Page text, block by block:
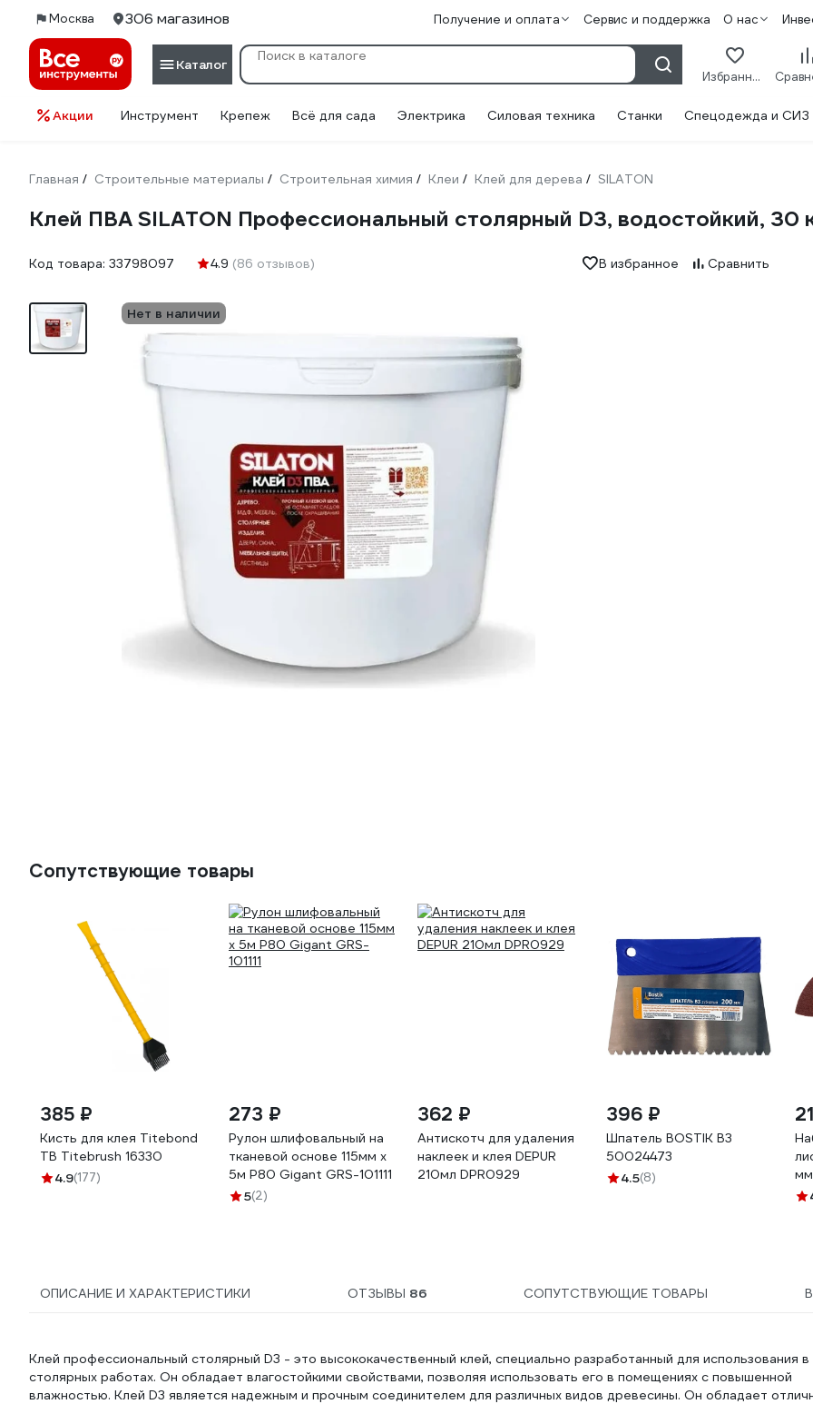
Москва 306 магазинов Получение и оплата Сервис и поддержка О нас
Каталог
Избранное
Акции Инструмент Крепеж Всё для сада Электрика Силовая техника Станки Спецодежда и СИЗ
Главная / Строительные материалы / Строительная химия / Клеи / Клей для дерева / SILATON
Клей ПВА SILATON Профессиональный столярный D3, водостойкий, 30
Код товара: 33798097 4.9 (86 отзывов) В избранное Сравнить
Нет в наличии
Сопутствующие товары
385 ₽
Кисть для клея Titebond
TB Titebrush 16330
4.9(177)
273 ₽
Рулон шлифовальный на
тканевой основе 115мм х
5м Р80 Gigant GRS-101111
5(2)
362 ₽
Антискотч для удаления
наклеек и клея DEPUR
210мл DPR0929
396 ₽
Шпатель BOSTIK В3
50024473
4.5(8)
ОПИСАНИЕ И ХАРАКТЕРИСТИКИ ОТЗЫВЫ 86 СОПУТСТВУЮЩИЕ ТОВАРЫ
Клей профессиональный столярный D3 - это высококачественный клей, специально разработанный для использования в
столярных работах. Он обладает влагостойкими свойствами, позволяя использовать его в помещениях с повышенной
влажностью. Клей D3 является надежным и прочным соединителем для различных видов древесины. Он обладает